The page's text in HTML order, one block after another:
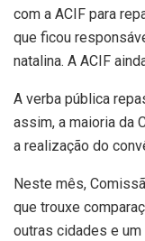
com a ACIF para
que ficou
natalina. A ACIF
A verba pública
assim, a maioria da
a realização do
Neste mês,
que trouxe
outras cidades e